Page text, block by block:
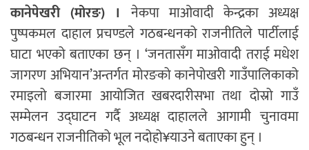
कानेपेखरी (मोरङ) । नेकपा माओवादी केन्द्रका अध्यक्ष
पुष्पकमल दाहाल प्रचण्डले गठबन्धनको राजनीतिले पार्टीलाई
घाटा भएको बताएका छन् । ‘जनतासँग माओवादी तराई मधेश
जागरण अभियान’अन्तर्गत मोरङको कानेपोखरी गाउँपालिकाको
रमाइलो बजारमा आयोजित खबरदारीसभा तथा दोस्रो गाउँ
सम्मेलन उद्घाटन गर्दै अध्यक्ष दाहालले आगामी चुनावमा
गठबन्धन राजनीतिको भूल नदोहो¥याउने बताएका हुन् ।